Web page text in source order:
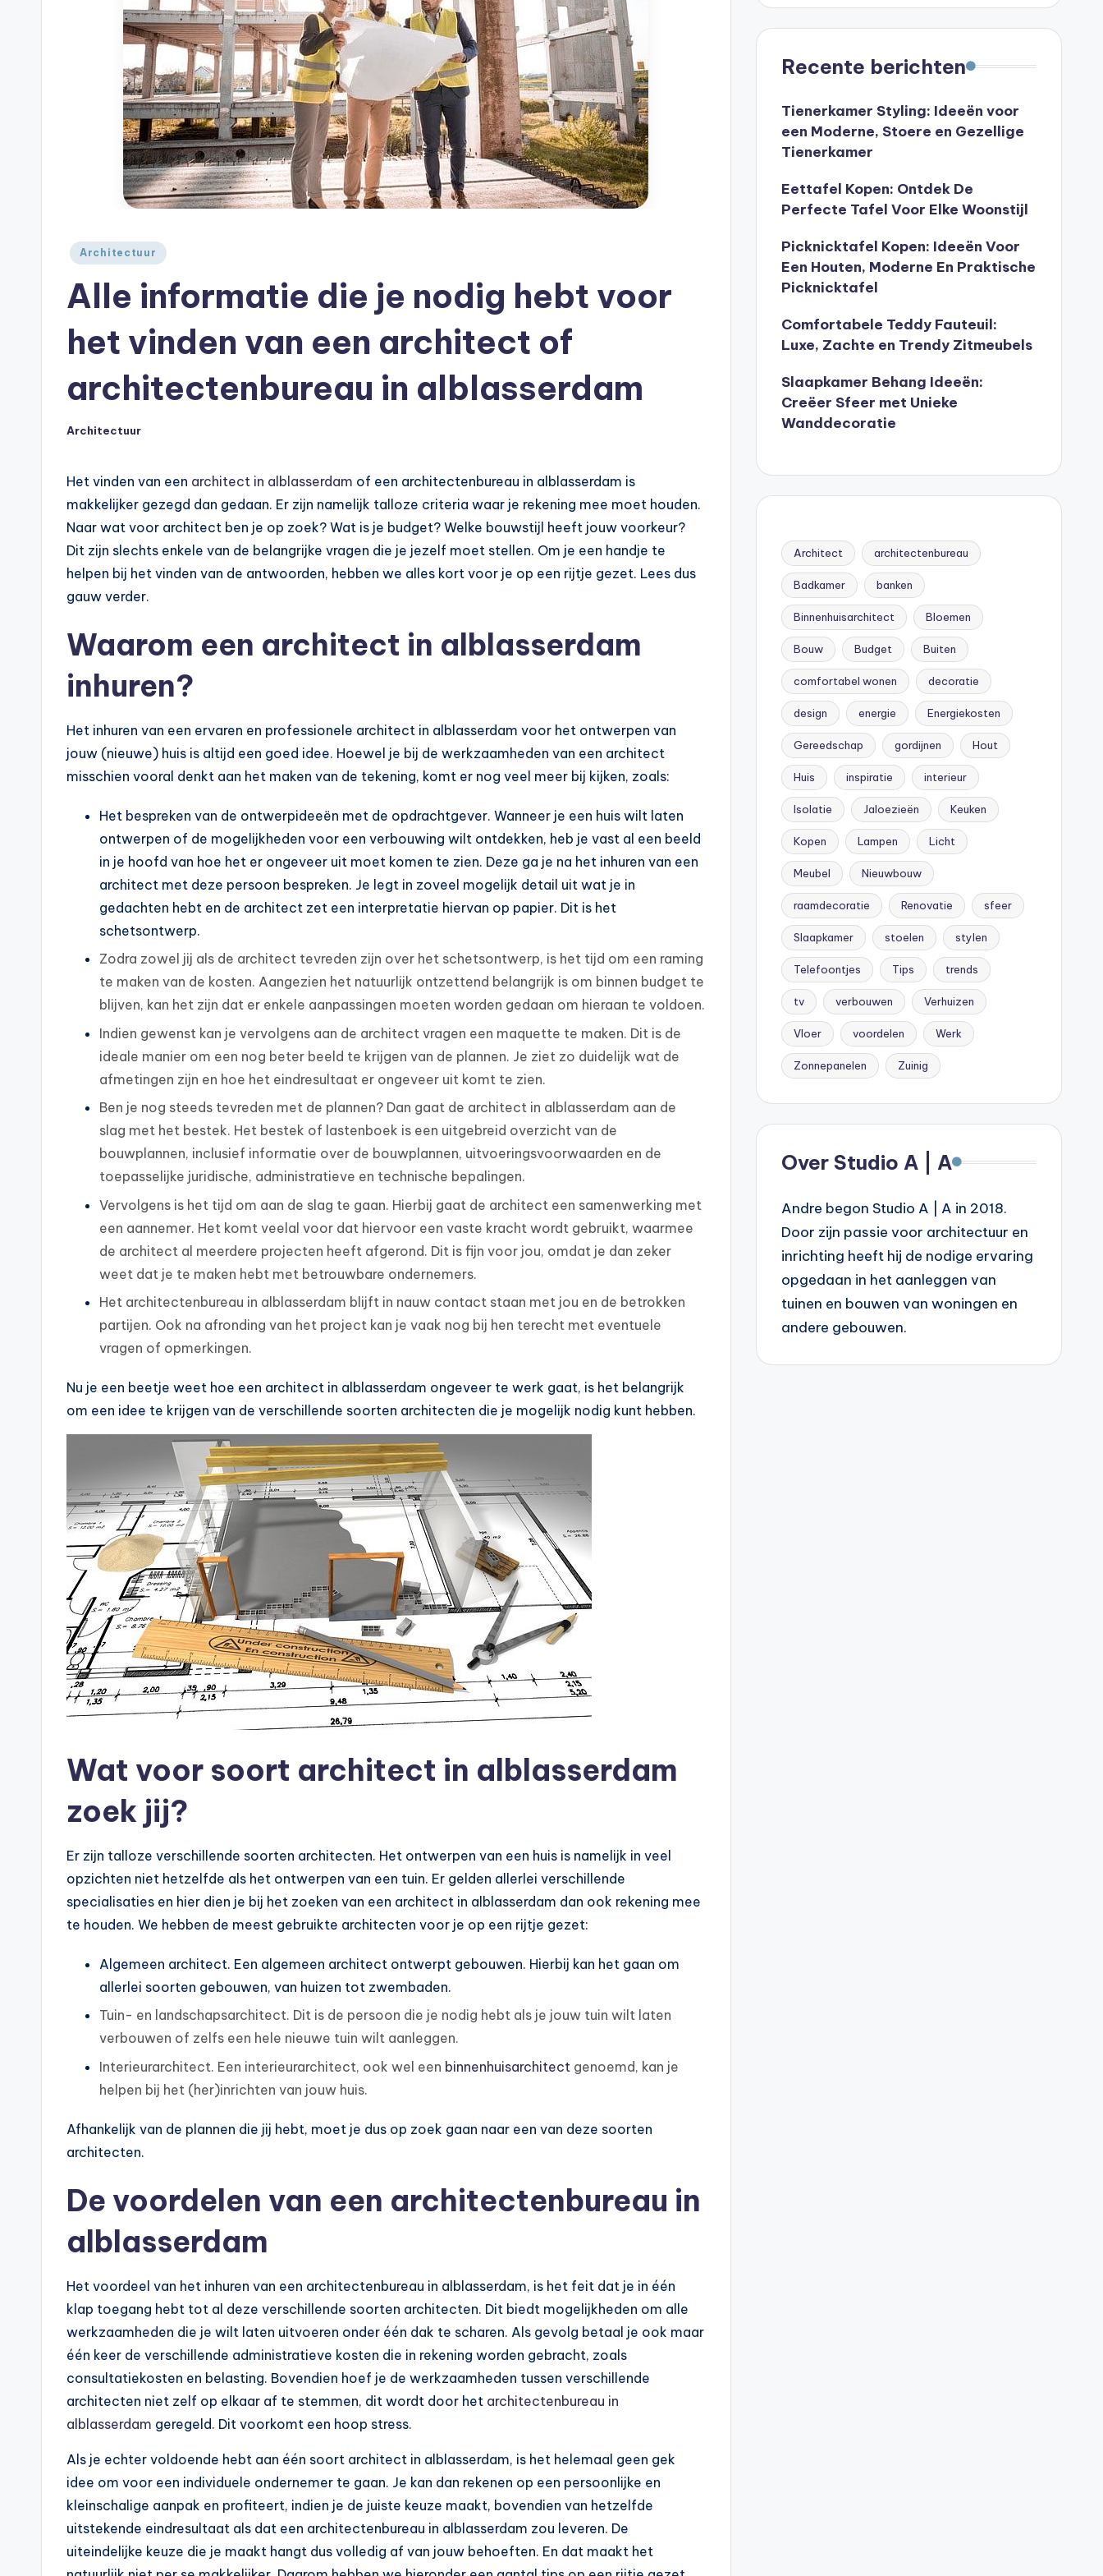
Geplaatst
Architectuur
Alle informatie die je nodig hebt voor
het vinden van een architect of
architectenbureau in alblasserdam
Geplaatst
Architectuur
Het vinden van een architect in alblasserdam of een architectenbureau in alblasserdam is
makkelijker gezegd dan gedaan. Er zijn namelijk talloze criteria waar je rekening mee moet houden.
Naar wat voor architect ben je op zoek? Wat is je budget? Welke bouwstijl heeft jouw voorkeur?
Dit zijn slechts enkele van de belangrijke vragen die je jezelf moet stellen. Om je een handje te
helpen bij het vinden van de antwoorden, hebben we alles kort voor je op een rijtje gezet. Lees dus
gauw verder.
Waarom een architect in alblasserdam
inhuren?
Het inhuren van een ervaren en professionele architect in alblasserdam voor het ontwerpen van
jouw (nieuwe) huis is altijd een goed idee. Hoewel je bij de werkzaamheden van een architect
misschien vooral denkt aan het maken van de tekening, komt er nog veel meer bij kijken, zoals:
Het bespreken van de ontwerpideeën met de opdrachtgever. Wanneer je een huis wilt laten
ontwerpen of de mogelijkheden voor een verbouwing wilt ontdekken, heb je vast al een beeld
in je hoofd van hoe het er ongeveer uit moet komen te zien. Deze ga je na het inhuren van een
architect met deze persoon bespreken. Je legt in zoveel mogelijk detail uit wat je in
gedachten hebt en de architect zet een interpretatie hiervan op papier. Dit is het
schetsontwerp.
Zodra zowel jij als de architect tevreden zijn over het schetsontwerp, is het tijd om een raming
te maken van de kosten. Aangezien het natuurlijk ontzettend belangrijk is om binnen budget te
blijven, kan het zijn dat er enkele aanpassingen moeten worden gedaan om hieraan te voldoen.
Indien gewenst kan je vervolgens aan de architect vragen een maquette te maken. Dit is de
ideale manier om een nog beter beeld te krijgen van de plannen. Je ziet zo duidelijk wat de
afmetingen zijn en hoe het eindresultaat er ongeveer uit komt te zien.
Ben je nog steeds tevreden met de plannen? Dan gaat de architect in alblasserdam aan de
slag met het bestek. Het bestek of lastenboek is een uitgebreid overzicht van de
bouwplannen, inclusief informatie over de bouwplannen, uitvoeringsvoorwaarden en de
toepasselijke juridische, administratieve en technische bepalingen.
Vervolgens is het tijd om aan de slag te gaan. Hierbij gaat de architect een samenwerking met
een aannemer. Het komt veelal voor dat hiervoor een vaste kracht wordt gebruikt, waarmee
de architect al meerdere projecten heeft afgerond. Dit is fijn voor jou, omdat je dan zeker
weet dat je te maken hebt met betrouwbare ondernemers.
Het architectenbureau in alblasserdam blijft in nauw contact staan met jou en de betrokken
partijen. Ook na afronding van het project kan je vaak nog bij hen terecht met eventuele
vragen of opmerkingen.
Nu je een beetje weet hoe een architect in alblasserdam ongeveer te werk gaat, is het belangrijk
om een idee te krijgen van de verschillende soorten architecten die je mogelijk nodig kunt hebben.
Wat voor soort architect in alblasserdam
zoek jij?
Er zijn talloze verschillende soorten architecten. Het ontwerpen van een huis is namelijk in veel
opzichten niet hetzelfde als het ontwerpen van een tuin. Er gelden allerlei verschillende
specialisaties en hier dien je bij het zoeken van een architect in alblasserdam dan ook rekening mee
te houden. We hebben de meest gebruikte architecten voor je op een rijtje gezet:
Algemeen architect. Een algemeen architect ontwerpt gebouwen. Hierbij kan het gaan om
allerlei soorten gebouwen, van huizen tot zwembaden.
Tuin- en landschapsarchitect. Dit is de persoon die je nodig hebt als je jouw tuin wilt laten
verbouwen of zelfs een hele nieuwe tuin wilt aanleggen.
Interieurarchitect. Een interieurarchitect, ook wel een binnenhuisarchitect genoemd, kan je
helpen bij het (her)inrichten van jouw huis.
Afhankelijk van de plannen die jij hebt, moet je dus op zoek gaan naar een van deze soorten
architecten.
De voordelen van een architectenbureau in
alblasserdam
Het voordeel van het inhuren van een architectenbureau in alblasserdam, is het feit dat je in één
klap toegang hebt tot al deze verschillende soorten architecten. Dit biedt mogelijkheden om alle
werkzaamheden die je wilt laten uitvoeren onder één dak te scharen. Als gevolg betaal je ook maar
één keer de verschillende administratieve kosten die in rekening worden gebracht, zoals
consultatiekosten en belasting. Bovendien hoef je de werkzaamheden tussen verschillende
architecten niet zelf op elkaar af te stemmen, dit wordt door het architectenbureau in
alblasserdam geregeld. Dit voorkomt een hoop stress.
Als je echter voldoende hebt aan één soort architect in alblasserdam, is het helemaal geen gek
idee om voor een individuele ondernemer te gaan. Je kan dan rekenen op een persoonlijke en
kleinschalige aanpak en profiteert, indien je de juiste keuze maakt, bovendien van hetzelfde
uitstekende eindresultaat als dat een architectenbureau in alblasserdam zou leveren. De
uiteindelijke keuze die je maakt hangt dus volledig af van jouw behoeften. En dat maakt het
Recente berichten
Tienerkamer Styling: Ideeën voor
een Moderne, Stoere en Gezellige
Tienerkamer
Eettafel Kopen: Ontdek De
Perfecte Tafel Voor Elke Woonstijl
Picknicktafel Kopen: Ideeën Voor
Een Houten, Moderne En Praktische
Picknicktafel
Comfortabele Teddy Fauteuil:
Luxe, Zachte en Trendy Zitmeubels
Slaapkamer Behang Ideeën:
Creëer Sfeer met Unieke
Wanddecoratie
Architect architectenbureau
Badkamer banken
Binnenhuisarchitect Bloemen
Bouw Budget Buiten
comfortabel wonen decoratie
design energie Energiekosten
Gereedschap gordijnen Hout
Huis inspiratie interieur
Isolatie Jaloezieën Keuken
Kopen Lampen Licht
Meubel Nieuwbouw
raamdecoratie Renovatie sfeer
Slaapkamer stoelen stylen
Telefoontjes Tips trends
tv verbouwen Verhuizen
Vloer voordelen Werk
Zonnepanelen Zuinig
Over Studio A | A
Andre begon Studio A | A in 2018.
Door zijn passie voor architectuur en
inrichting heeft hij de nodige ervaring
opgedaan in het aanleggen van
tuinen en bouwen van woningen en
andere gebouwen.